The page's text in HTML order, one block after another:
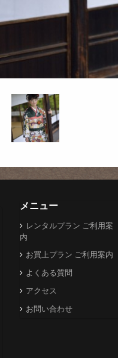
メニュー
レンタルプラン ご利用案
内
お買上プラン ご利用案内
よくある質問
アクセス
お問い合わせ